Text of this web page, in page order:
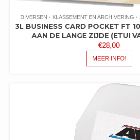
DIVERSEN KLASSEMENT EN ARCHIVERING
3L BUSINESS CARD POCKET FT
AAN DE LANGE ZIJDE (ETUI
€28,00
MEER INFO!